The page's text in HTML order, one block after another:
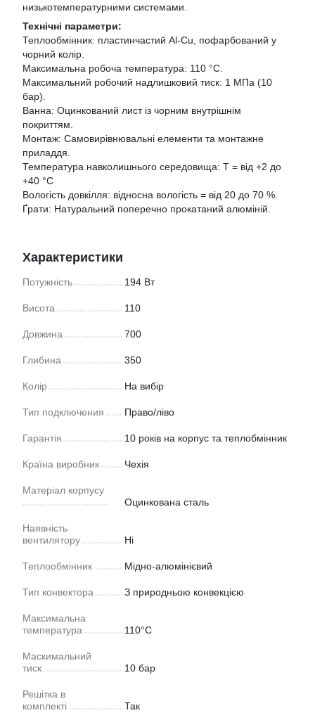
низькотемпературними системами.
Технічні параметри:
Теплообмінник: пластинчастий Al-Cu, пофарбований у
чорний колір.
Максимальна робоча температура: 110 °С.
Максимальний робочий надлишковий тиск: 1 МПа (10
бар).
Ванна: Оцинкований лист із чорним внутрішнім
покриттям.
Монтаж: Самовирівнювальні елементи та монтажне
приладдя.
Температура навколишнього середовища: T = від +2 до
+40 °C
Вологість довкілля: відносна вологість = від 20 до 70 %.
Ґрати: Натуральний поперечно прокатаний алюміній.
Характеристики
Потужність 194 Вт
Висота 110
Довжина 700
Глибина 350
Колір На вибір
Тип подключения Право/ліво
Гарантія 10 років на корпус та теплобмінник
Країна виробник Чехія
Матеріал корпусу
Оцинкована сталь
Наявність
вентилятору
Ні
Теплообмінник Мідно-алюмінієвий
Тип конвектора З природньою конвекцією
Максимальна
температура
110°С
Маскимальний
тиск
10 бар
Решітка в
комплекті
Так